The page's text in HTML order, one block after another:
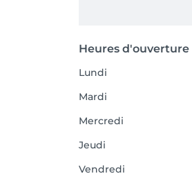
Heures d'ouverture
Lundi
Mardi
Mercredi
Jeudi
Vendredi